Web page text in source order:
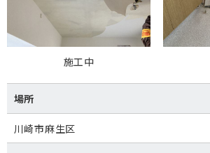
施工中
場所
川崎市麻生区